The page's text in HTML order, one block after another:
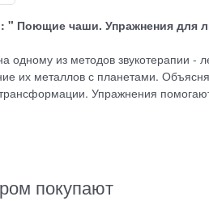
" Поющие чаши. Упражнения для
одному из методов звукотерапии
их металлов с планетами.
Упражнения
покупают